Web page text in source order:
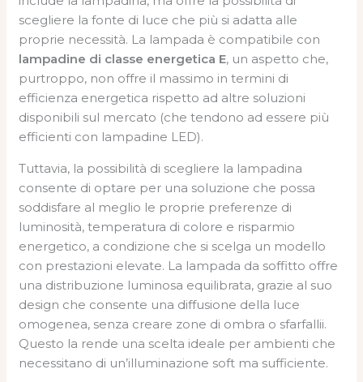
scegliere la fonte di luce che più si adatta alle
proprie necessità. La lampada è compatibile con
lampadine di classe energetica E, un aspetto che,
purtroppo, non offre il massimo in termini di
efficienza energetica rispetto ad altre soluzioni
disponibili sul mercato (che tendono ad essere più
efficienti con lampadine LED).
Tuttavia, la possibilità di scegliere la lampadina
consente di optare per una soluzione che possa
soddisfare al meglio le proprie preferenze di
luminosità, temperatura di colore e risparmio
energetico, a condizione che si scelga un modello
con prestazioni elevate. La lampada da soffitto offre
una distribuzione luminosa equilibrata, grazie al suo
design che consente una diffusione della luce
omogenea, senza creare zone di ombra o sfarfallii.
Questo la rende una scelta ideale per ambienti che
necessitano di un’illuminazione soft ma sufficiente.